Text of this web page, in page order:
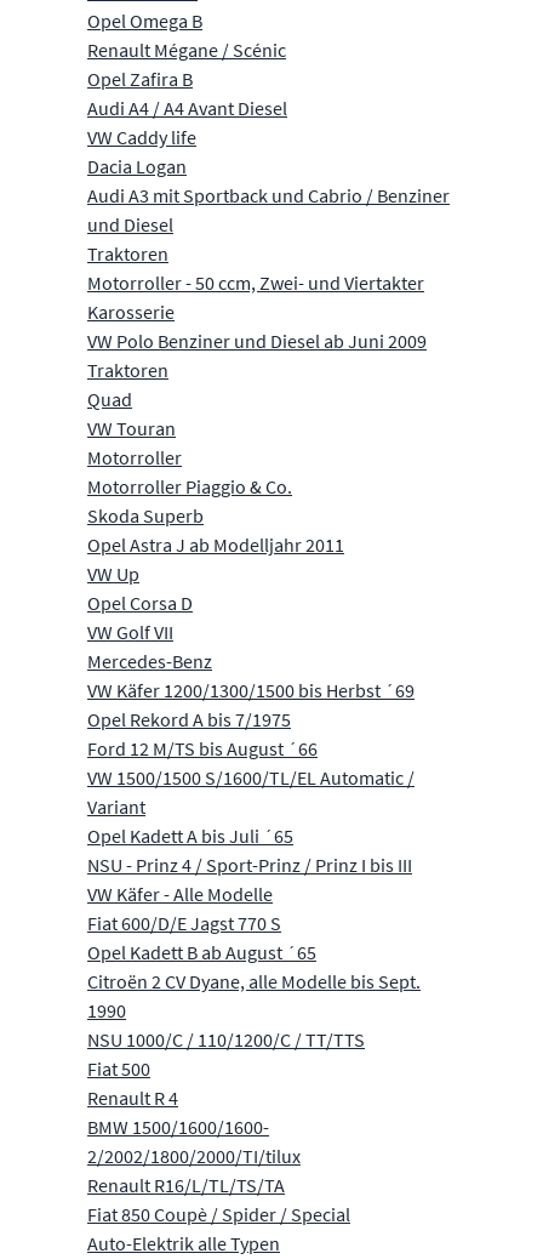
Opel Omega B
Renault Mégane / Scénic
Opel Zafira B
Audi A4 / A4 Avant Diesel
VW Caddy life
Dacia Logan
Audi A3 mit Sportback und Cabrio / Benziner
und Diesel
Traktoren
Motorroller - 50 ccm, Zwei- und Viertakter
Karosserie
VW Polo Benziner und Diesel ab Juni 2009
Traktoren
Quad
VW Touran
Motorroller
Motorroller Piaggio & Co.
Skoda Superb
Opel Astra J ab Modelljahr 2011
VW Up
Opel Corsa D
VW Golf VII
Mercedes-Benz
VW Käfer 1200/1300/1500 bis Herbst ´69
Opel Rekord A bis 7/1975
Ford 12 M/TS bis August ´66
VW 1500/1500 S/1600/TL/EL Automatic /
Variant
Opel Kadett A bis Juli ´65
NSU - Prinz 4 / Sport-Prinz / Prinz I bis III
VW Käfer - Alle Modelle
Fiat 600/D/E Jagst 770 S
Opel Kadett B ab August ´65
Citroën 2 CV Dyane, alle Modelle bis Sept.
1990
NSU 1000/C / 110/1200/C / TT/TTS
Fiat 500
Renault R 4
BMW 1500/1600/1600-
2/2002/1800/2000/TI/tilux
Renault R16/L/TL/TS/TA
Fiat 850 Coupè / Spider / Special
Auto-Elektrik alle Typen